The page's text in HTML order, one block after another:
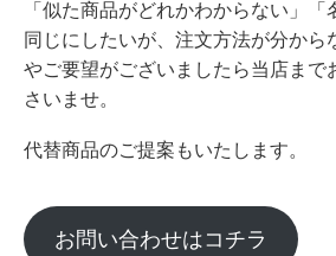
「似た商品がどれかわからない」「
同じにしたいが、注文方法が分から
やご要望がございましたら当店まで
さいませ。
代替商品のご提案もいたします。
お問い合わせはコチラ